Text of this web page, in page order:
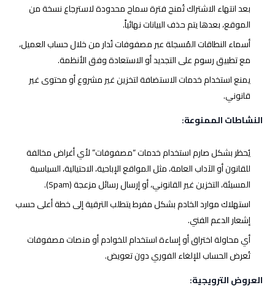
بعد انتهاء الاشتراك تُمنح فترة سماح محدودة لاسترجاع نسخة من
الموقع، بعدها يتم حذف البيانات نهائياً.
أسماء النطاقات المُسجلة عبر مصفوفات تُدار من خلال حساب العميل،
مع تطبيق رسوم على التجديد أو الاستعادة وفق الأنظمة.
يمنع استخدام خدمات الاستضافة لتخزين غير مشروع أو محتوى غير
قانوني.
النشاطات الممنوعة:
يُحظر بشكل صارم استخدام خدمات “مصفوفات” لأي أغراض مخالفة
للقانون أو الآداب العامة، مثل المواقع الإباحية، الاحتيالية، السياسية
المسيئة، التخزين غير القانوني، أو إرسال رسائل مزعجة (Spam).
استهلاك موارد الخادم بشكل مفرط يتطلب الترقية إلى خطة أعلى حسب
إشعار الدعم الفني.
أي محاولة اختراق أو إساءة استخدام للخوادم أو منصات مصفوفات
تُعرض الحساب للإلغاء الفوري دون تعويض.
العروض الترويجية: